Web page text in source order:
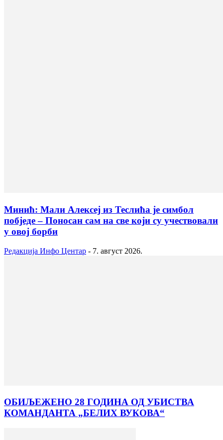
Минић: Мали Алексеј из Теслића је симбол
побједе – Поносан сам на све који су учествовали
у овој борби
Редакција Инфо Центар - 7. август 2026.
ОБИЉЕЖЕНО 28 ГОДИНА ОД УБИСТВА
КОМАНДАНТА „БЕЛИХ ВУКОВА“